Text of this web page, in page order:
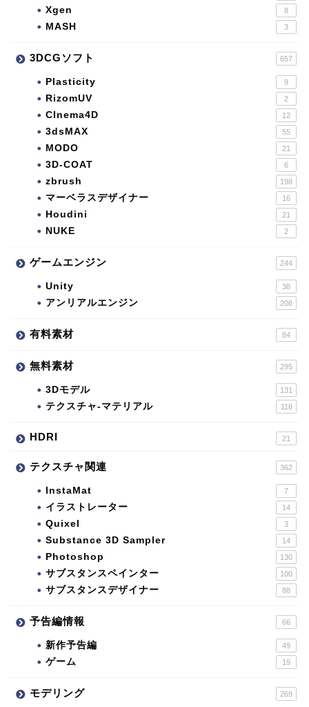
Xgen 8
MASH 3
3DCGソフト 657
Plasticity 9
RizomUV 2
CInema4D 12
3dsMAX 55
MODO 21
3D-COAT 6
zbrush 198
マーベラスデザイナー 16
Houdini 21
NUKE 2
ゲームエンジン 244
Unity 38
アンリアルエンジン 208
有料素材 84
無料素材 295
3Dモデル 131
テクスチャ-マテリアル 118
HDRI 21
テクスチャ関連 362
InstaMat 7
イラストレーター 14
Quixel 3
Substance 3D Sampler 14
Photoshop 130
サブスタンスペインター 100
サブスタンスデザイナー 88
予告編情報 66
新作予告編 49
ゲーム 19
モデリング 269